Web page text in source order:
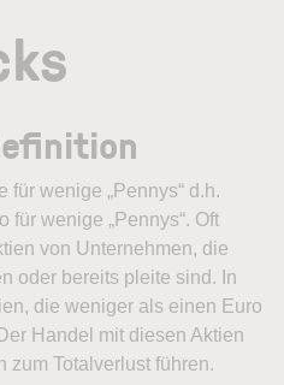
für wenige „Pennys“ d.h.
für wenige „Pennys“. Oft
von Unternehmen, die
oder bereits pleite sind. In
die weniger als einen Euro
Handel mit diesen Aktien
zum Totalverlust führen.